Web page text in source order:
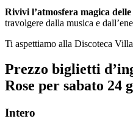
Rivivi l’atmosfera magica delle
travolgere dalla musica e
Ti aspettiamo alla Discoteca
Prezzo biglietti
Rose per sabato 24
Intero